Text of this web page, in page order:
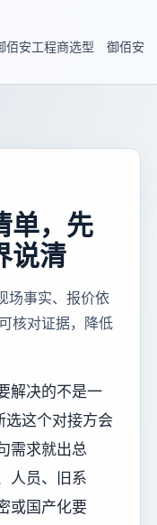
佰安工程商选型
御佰安
单，先
说清
场事实、报价依
核对证据，降低
解决的不是一
选这个对接方会
需求就出总
人员、旧系
或国产化要